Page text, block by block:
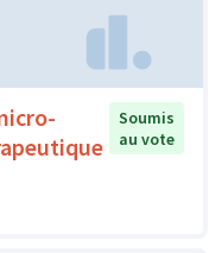
Soumis
au vote